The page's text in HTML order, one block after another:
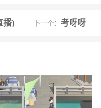
级，第一时间看到最
典、完结好书，排行
播) 下一个：考呀呀